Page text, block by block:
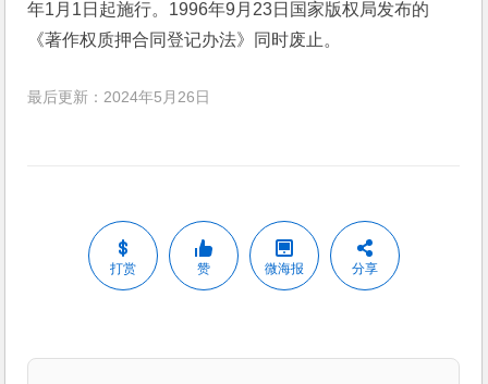
年1月1日起施行。1996年9月23日国家版权局发布的
《著作权质押合同登记办法》同时废止。
最后更新：2024年5月26日
打赏 赞 微海报 分享